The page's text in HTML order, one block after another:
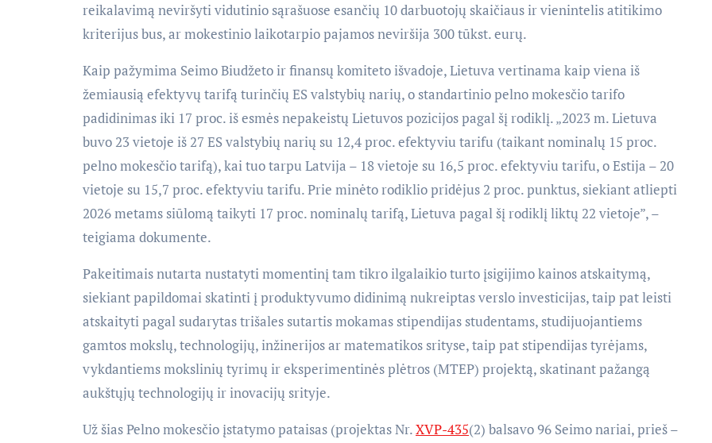
reikalavimą neviršyti vidutinio sąrašuose esančių 10 darbuotojų skaičiaus ir vienintelis atitikimo
kriterijus bus, ar mokestinio laikotarpio pajamos neviršija 300 tūkst. eurų.
Kaip pažymima Seimo Biudžeto ir finansų komiteto išvadoje, Lietuva vertinama kaip viena iš
žemiausią efektyvų tarifą turinčių ES valstybių narių, o standartinio pelno mokesčio tarifo
padidinimas iki 17 proc. iš esmės nepakeistų Lietuvos pozicijos pagal šį rodiklį. „2023 m. Lietuva
buvo 23 vietoje iš 27 ES valstybių narių su 12,4 proc. efektyviu tarifu (taikant nominalų 15 proc.
pelno mokesčio tarifą), kai tuo tarpu Latvija – 18 vietoje su 16,5 proc. efektyviu tarifu, o Estija – 20
vietoje su 15,7 proc. efektyviu tarifu. Prie minėto rodiklio pridėjus 2 proc. punktus, siekiant atliepti
2026 metams siūlomą taikyti 17 proc. nominalų tarifą, Lietuva pagal šį rodiklį liktų 22 vietoje”, –
teigiama dokumente.
Pakeitimais nutarta nustatyti momentinį tam tikro ilgalaikio turto įsigijimo kainos atskaitymą,
siekiant papildomai skatinti į produktyvumo didinimą nukreiptas verslo investicijas, taip pat leisti
atskaityti pagal sudarytas trišales sutartis mokamas stipendijas studentams, studijuojantiems
gamtos mokslų, technologijų, inžinerijos ar matematikos srityse, taip pat stipendijas tyrėjams,
vykdantiems mokslinių tyrimų ir eksperimentinės plėtros (MTEP) projektą, skatinant pažangą
aukštųjų technologijų ir inovacijų srityje.
Už šias Pelno mokesčio įstatymo pataisas (projektas Nr.XVP-435(2) balsavo 96 Seimo nariai, prieš –